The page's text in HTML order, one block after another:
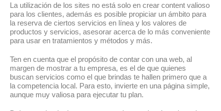
La utilización de los sites no está solo en crear content valioso
para los clientes, además es posible propiciar un ámbito para
la reserva de ciertos servicios en línea y los valores de
productos y servicios, asesorar acerca de lo más conveniente
para usar en tratamientos y métodos y más.
Ten en cuenta que el propósito de contar con una web, al
margen de mostrar a tu empresa, es el de que quienes
buscan servicios como el que brindas te hallen primero que a
la competencia local. Para esto, invierte en una página simple,
aunque muy valiosa para ejecutar tu plan.